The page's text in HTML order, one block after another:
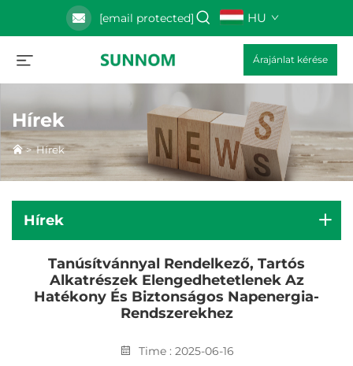
[email protected] HU
Árajánlat kérése
Hírek
>Hírek
Hírek
Tanúsítvánnyal Rendelkező, Tartós
Alkatrészek Elengedhetetlenek Az
Hatékony És Biztonságos Napenergia-
Rendszerekhez
Time : 2025-06-16